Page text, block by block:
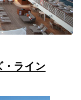
・ライン